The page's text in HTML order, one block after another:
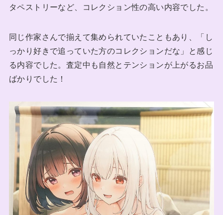
タペストリーなど、コレクション性の高い内容でした。
同じ作家さんで揃えて集められていたこともあり、「し
っかり好きで追っていた方のコレクションだな」と感じ
る内容でした。査定中も自然とテンションが上がるお品
ばかりでした！